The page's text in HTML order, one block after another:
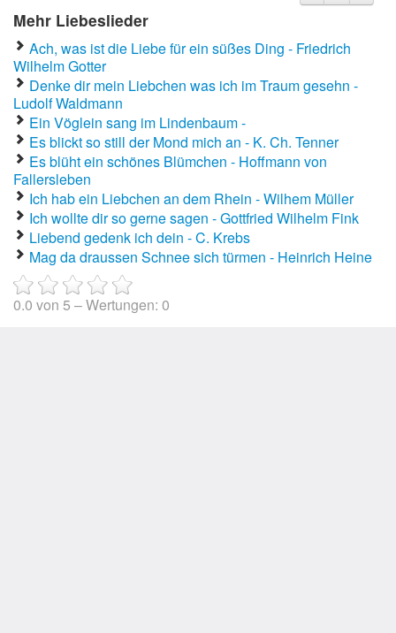
Mehr Liebeslieder
Ach, was ist die Liebe für ein süßes Ding - Friedrich
Wilhelm Gotter
Denke dir mein Liebchen was ich im Traum gesehn -
Ludolf Waldmann
Ein Vöglein sang im Lindenbaum -
Es blickt so still der Mond mich an - K. Ch. Tenner
Es blüht ein schönes Blümchen - Hoffmann von
Fallersleben
Ich hab ein Liebchen an dem Rhein - Wilhem Müller
Ich wollte dir so gerne sagen - Gottfried Wilhelm Fink
Liebend gedenk ich dein - C. Krebs
Mag da draussen Schnee sich türmen - Heinrich Heine
0.0 von 5 – Wertungen: 0